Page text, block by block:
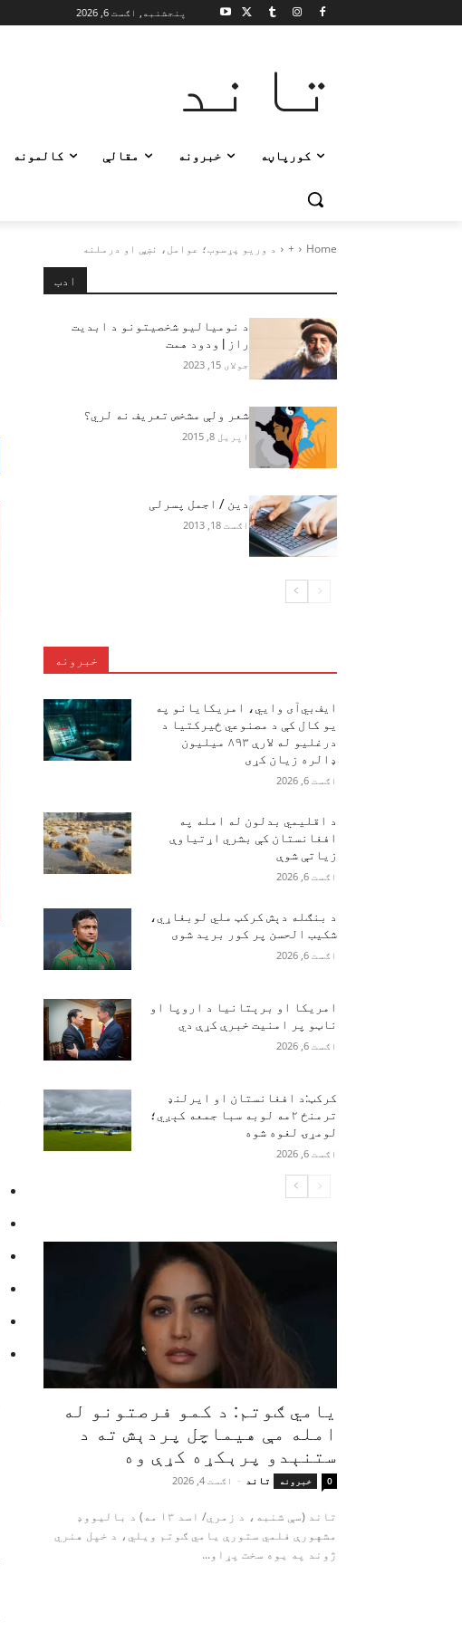
پنجشنبه, اګست 6, 2026
تاند
کورپاڼه خبرونه مقالې کالمونه
Home
+ د وریو پړسوب؛ عوامل، نښې او درملنه
ادب
د نومیالیو شخصیتونو د ابدیت
راز | ودود همت
جولای 15, 2023
شعر ولې مشخص تعريف نه لري؟
اپریل 8, 2015
دین / اجمل پسرلی
اګست 18, 2013
خبرونه
ایف‌بي‌آی وايي، امریکایانو په
یو کال کې د مصنوعي ځیرکتیا د
درغلیو له لارې ۸۹۳ میلیون
ډالره زیان کړی
اګست 6, 2026
د اقلیمي بدلون له امله په
افغانستان کې بشري اړتیاوې
زیاتې شوې
اګست 6, 2026
د بنګله دېش کرکټ ملي لوبغاړي،
شکیب الحسن پر کور برید شوی
اګست 6, 2026
امریکا او برېتانیا د اروپا او
ناټو پر امنیت خبرې کړې دي
اګست 6, 2026
کرکټ:د افغانستان او ایرلنډ
ترمنځ ۲مه لوبه سبا جمعه کېږي؛
لومړۍ لغوه شوه
اګست 6, 2026
یامي ګوتم: د کمو فرصتونو له
امله مې هیماچل پردېش ته د
ستنېدو پرېکړه کړې وه
خبرونه تاند - اګست 4, 2026 0
تاند (سې شنبه، د زمري/ اسد ۱۳ مه) د بالیووډ
مشهورې فلمي ستورې یامي ګوتم ویلي، د خپل هنري
ژوند په یوه سخت پړاو...